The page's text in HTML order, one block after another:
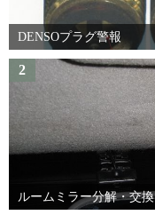
DENSOプラグ警報
2
ルームミラー分解・交換